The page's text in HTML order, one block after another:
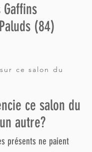
(84)
ce salon du
ce salon du
autre?
présents ne paient